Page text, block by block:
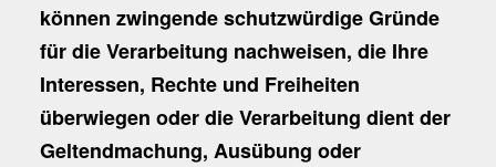
können zwingende schutzwürdige Gründe
für die Verarbeitung nachweisen, die Ihre
Interessen, Rechte und Freiheiten
überwiegen oder die Verarbeitung dient der
Geltendmachung, Ausübung oder